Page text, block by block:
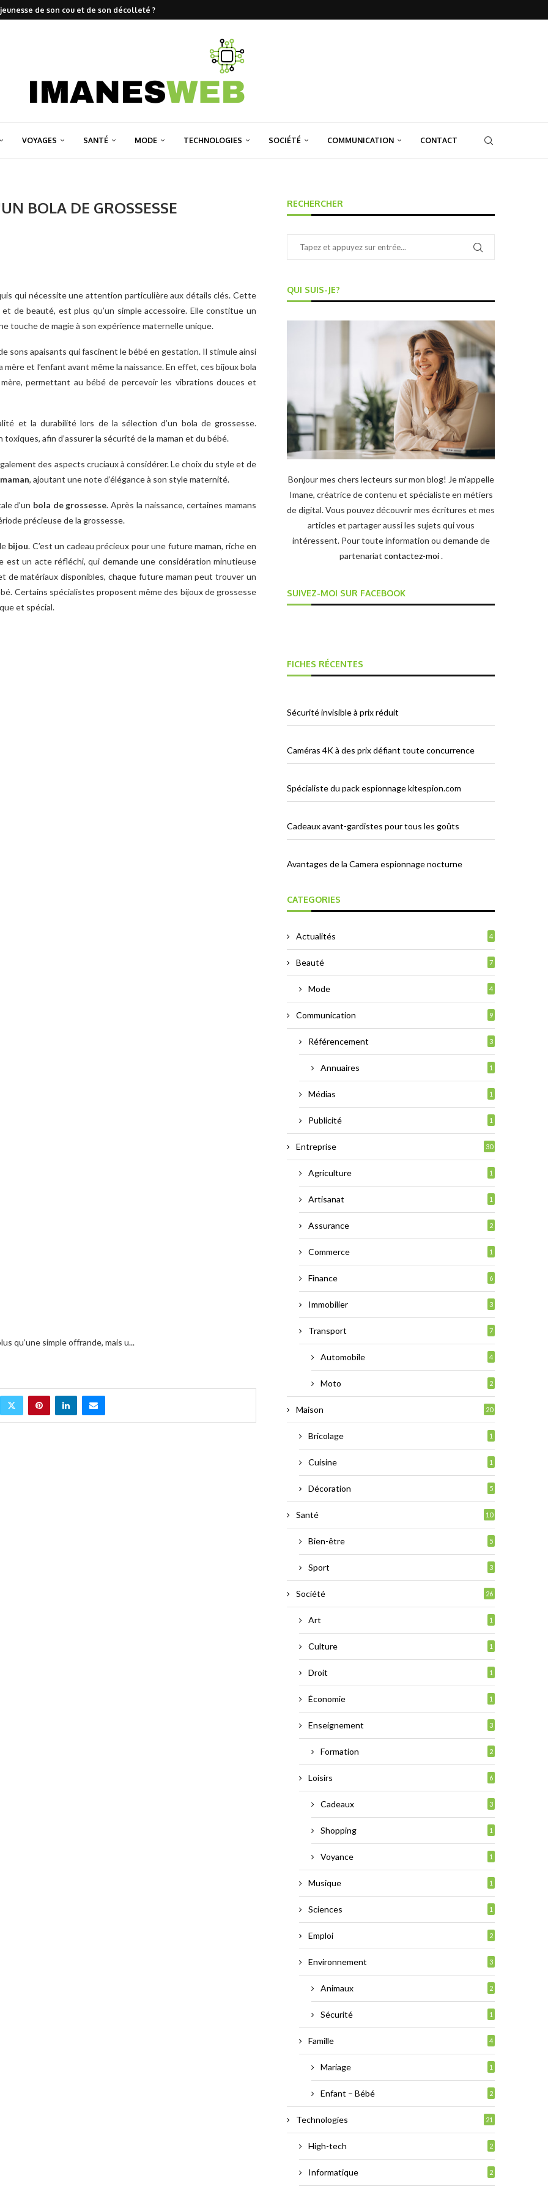
de son cou et de son décolleté ?
VOYAGES SANTÉ MODE TECHNOLOGIES SOCIÉTÉ COMMUNICATION CONTACT
BOLA DE GROSSESSE
qui nécessite une attention particulière aux détails clés. Cette
de beauté, est plus qu’un simple accessoire. Elle constitue un
touche de magie à son expérience maternelle unique.
sons apaisants qui fascinent le bébé en gestation. Il stimule ainsi
et l’enfant avant même la naissance. En effet, ces bijoux bola
permettant au bébé de percevoir les vibrations douces et
et la durabilité lors de la sélection d’un bola de grossesse.
toxiques, afin d’assurer la sécurité de la maman et du bébé.
des aspects cruciaux à considérer. Le choix du style et de
, ajoutant une note d’élégance à son style maternité.
d’un bola de grossesse. Après la naissance, certaines mamans
précieuse de la grossesse.
bijou. C’est un cadeau précieux pour une future maman, riche en
est un acte réfléchi, qui demande une considération minutieuse
de matériaux disponibles, chaque future maman peut trouver un
Certains spécialistes proposent même des bijoux de grossesse
et spécial.
qu’une simple offrande, mais u...
RECHERCHER
QUI SUIS-JE?
Bonjour mes chers lecteurs sur mon blog! Je m'appelle
Imane, créatrice de contenu et spécialiste en métiers
de digital. Vous pouvez découvrir mes écritures et mes
articles et partager aussi les sujets qui vous
intéressent. Pour toute information ou demande de
partenariat contactez-moi.
SUIVEZ-MOI SUR FACEBOOK
FICHES RÉCENTES
Sécurité invisible à prix réduit
Caméras 4K à des prix défiant toute concurrence
Spécialiste du pack espionnage kitespion.com
Cadeaux avant-gardistes pour tous les goûts
Avantages de la Camera espionnage nocturne
CATEGORIES
Actualités 4
Beauté 7
Mode 4
Communication 9
Référencement 3
Annuaires 1
Médias 1
Publicité 1
Entreprise 30
Agriculture 1
Artisanat 1
Assurance 2
Commerce 1
Finance 6
Immobilier 3
Transport 7
Automobile 4
Moto 2
Maison 20
Bricolage 1
Cuisine 1
Décoration 5
Santé 10
Bien-être 5
Sport 3
Société 26
Art 1
Culture 1
Droit 1
Économie 1
Enseignement 3
Formation 2
Loisirs 6
Cadeaux 3
Shopping 1
Voyance 1
Musique 1
Sciences 1
Emploi 2
Environnement 3
Animaux 2
Sécurité 1
Famille 4
Mariage 1
Enfant – Bébé 2
Technologies 21
High-tech 2
Informatique 2